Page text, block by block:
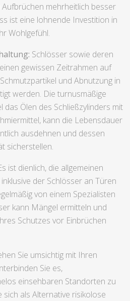
mehrheitlich besser
ist eine lohnende Investition in
Wohlgefühl.
Schlösser sowie deren
gewissen Zeitrahmen auf
und Abnutzung in
werden. Die turnusmäßige
das Ölen des Schließzylinders mit
kann die Lebensdauer
ausdehnen und dessen
sicherstellen.
ist dienlich, die allgemeinen
der Schlösser an Türen
von einem Spezialisten
kann Mängel ermitteln und
Schutzes vor Einbrüchen
Sie umsichtig mit Ihren
Sie es,
einsehbaren Standorten zu
sich als Alternative risikolose